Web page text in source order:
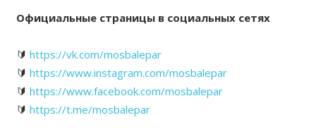
Официальные страницы в социальных сетях
🔰 https://vk.com/mosbalepar
🔰 https://www.instagram.com/mosbalepar
🔰 https://www.facebook.com/mosbalepar
🔰 https://t.me/mosbalepar